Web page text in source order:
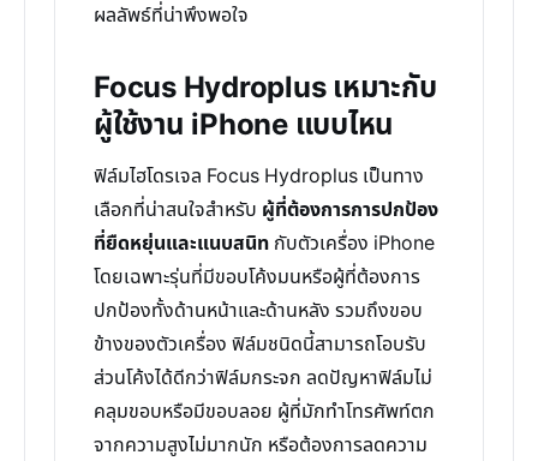
ผลลัพธ์ที่น่าพึงพอใจ
Focus Hydroplus เหมาะกับ
ผู้ใช้งาน iPhone แบบไหน
ฟิล์มไฮโดรเจล Focus Hydroplus เป็นทาง
เลือกที่น่าสนใจสำหรับ ผู้ที่ต้องการการปกป้อง
ที่ยืดหยุ่นและแนบสนิท กับตัวเครื่อง iPhone
โดยเฉพาะรุ่นที่มีขอบโค้งมนหรือผู้ที่ต้องการ
ปกป้องทั้งด้านหน้าและด้านหลัง รวมถึงขอบ
ข้างของตัวเครื่อง ฟิล์มชนิดนี้สามารถโอบรับ
ส่วนโค้งได้ดีกว่าฟิล์มกระจก ลดปัญหาฟิล์มไม่
คลุมขอบหรือมีขอบลอย ผู้ที่มักทำโทรศัพท์ตก
จากความสูงไม่มากนัก หรือต้องการลดความ